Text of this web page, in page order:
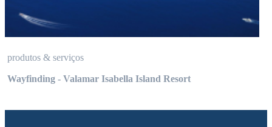
produtos & serviços
Wayfinding - Valamar Isabella Island Resort